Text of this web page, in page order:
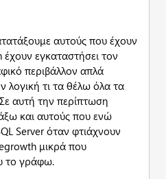
αυτούς που έχουν
εγκαταστήσει τον
περιβάλλον απλά
λογική τι τα θέλω όλα τα
αυτή την περίπτωση
και αυτούς που ενώ
Server όταν φτιάχνουν
μικρά που
το γράφω.